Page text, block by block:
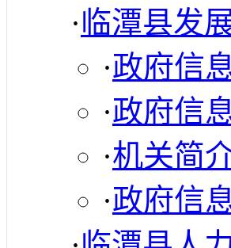
·临潭县发
·政府信
·政府信
·机关简
·政府信